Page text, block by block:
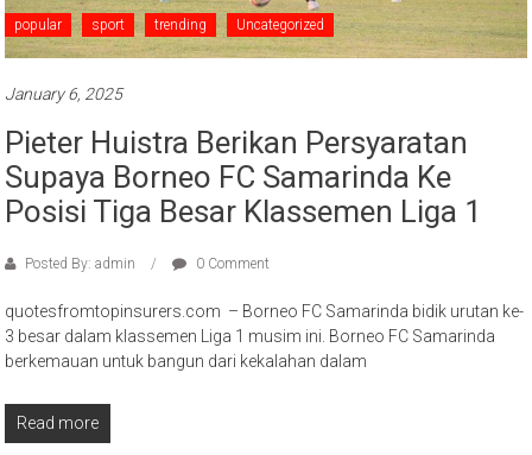
popular sport trending Uncategorized
January 6, 2025
Pieter Huistra Berikan Persyaratan
Supaya Borneo FC Samarinda Ke
Posisi Tiga Besar Klassemen Liga 1
Posted By: admin 0 Comment
quotesfromtopinsurers.com – Borneo FC Samarinda bidik urutan ke-
3 besar dalam klassemen Liga 1 musim ini. Borneo FC Samarinda
berkemauan untuk bangun dari kekalahan dalam
Read more